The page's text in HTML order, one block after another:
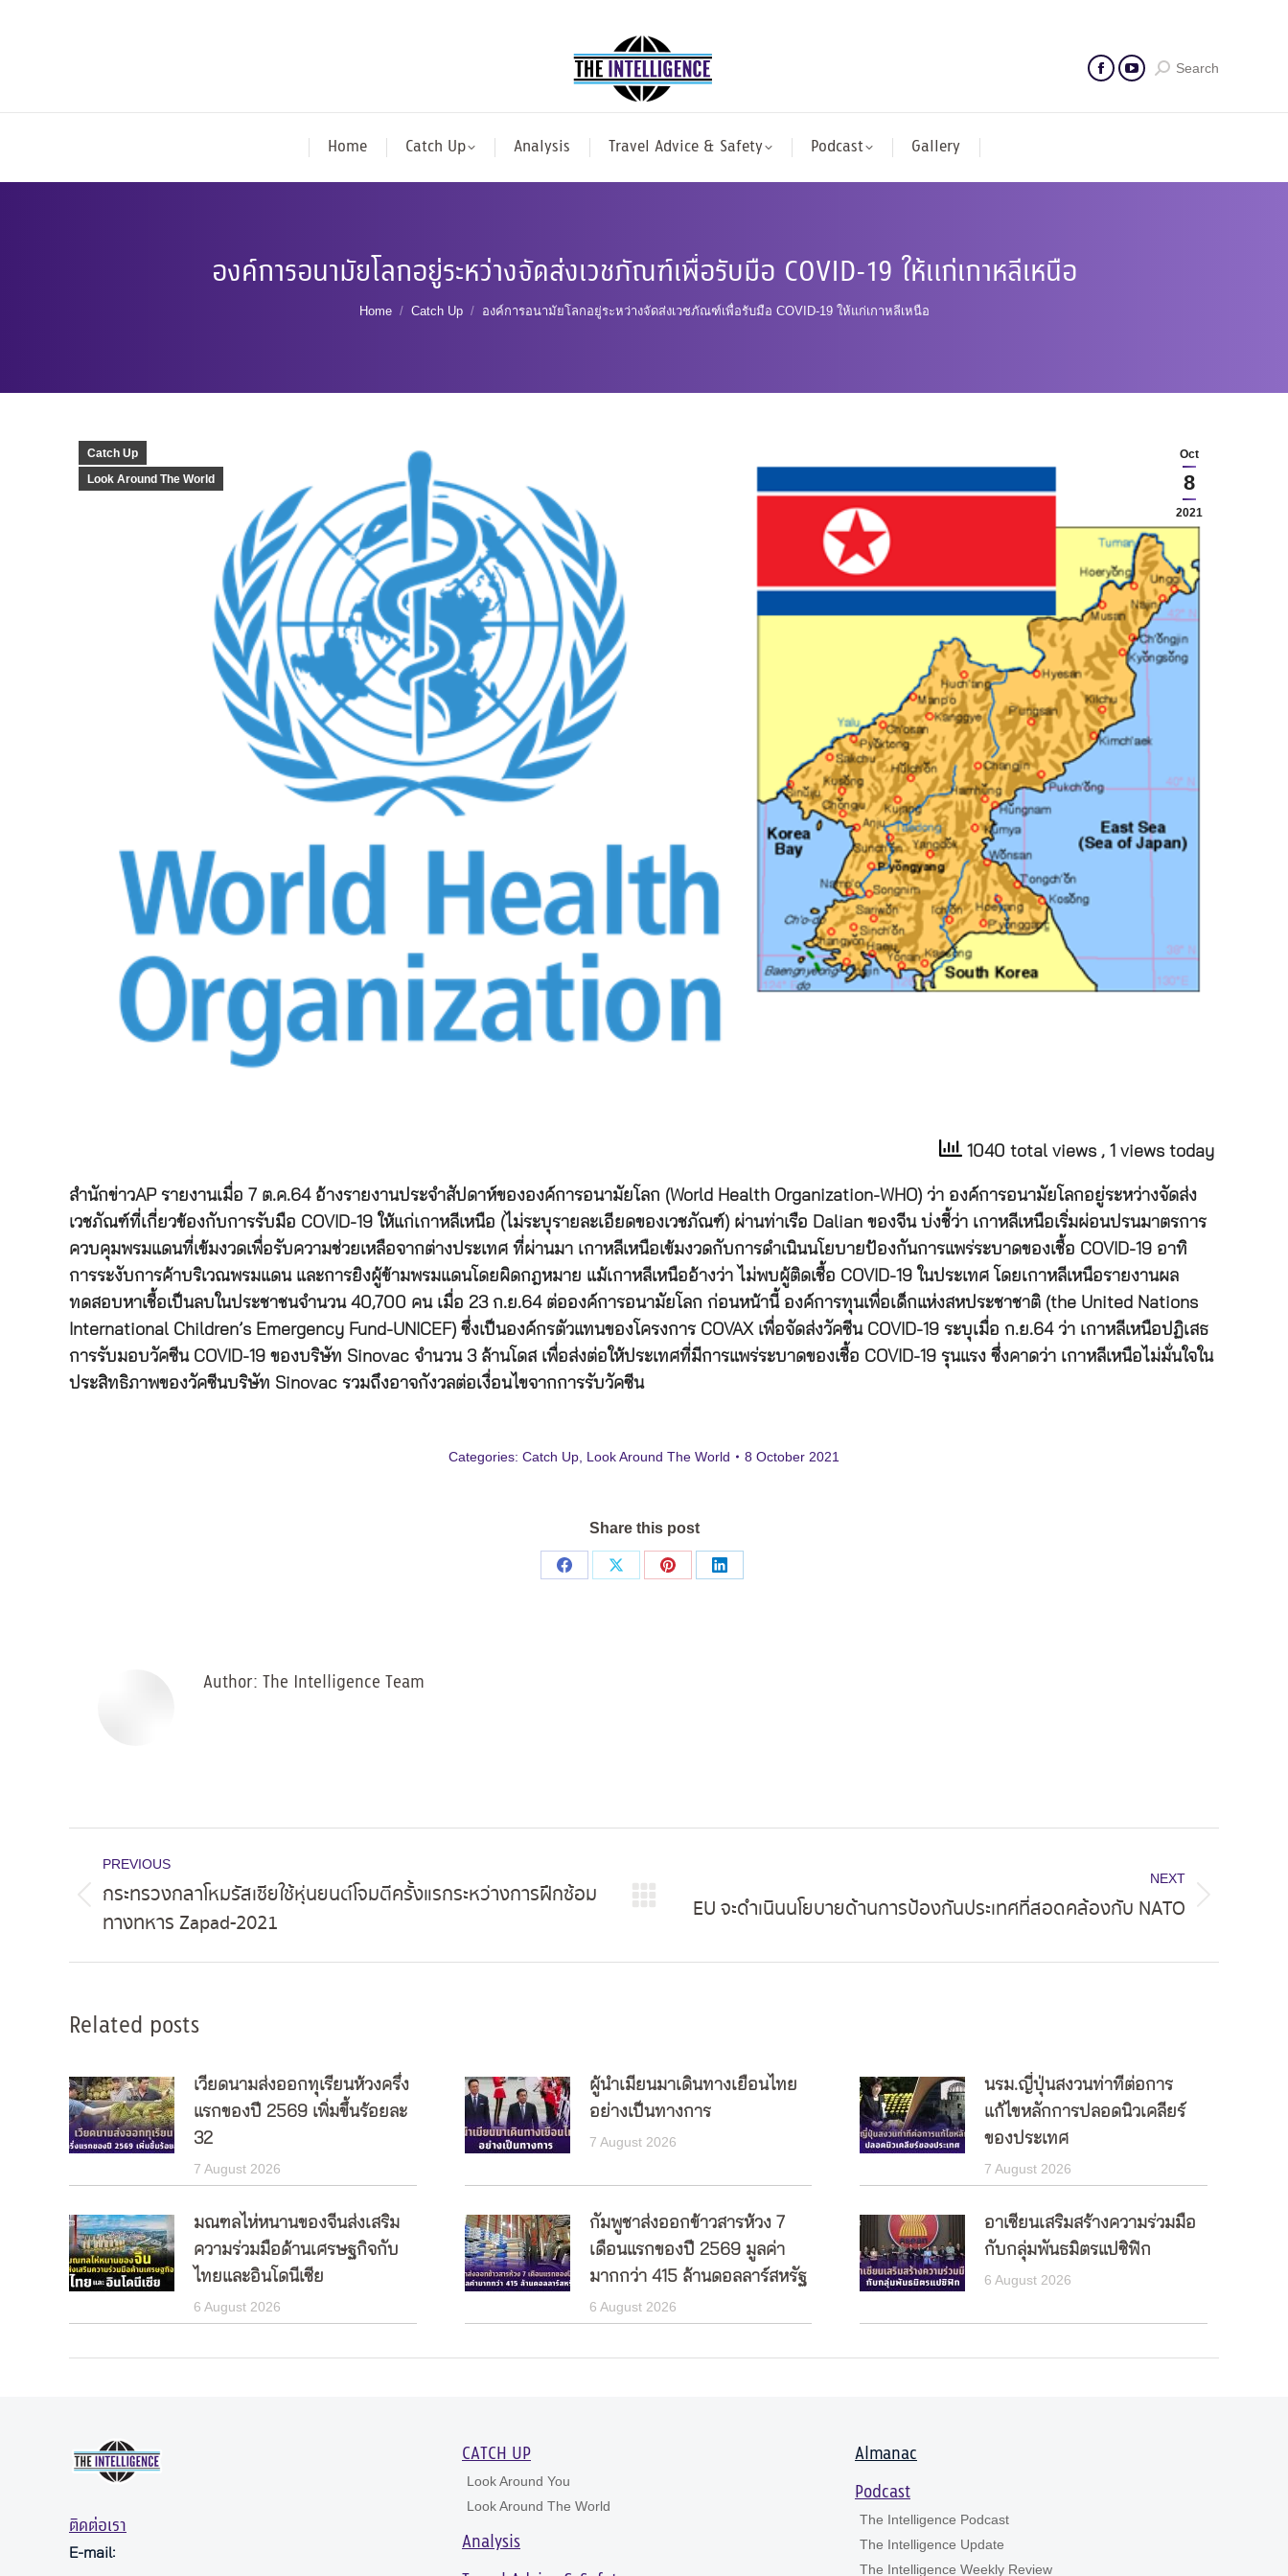
Search
Home Catch Up Analysis Travel Advice & Safety Podcast Gallery
องค์การอนามัยโลกอยู่ระหว่างจัดส่งเวชภัณฑ์เพื่อรับมือ COVID-19 ให้แก่เกาหลีเหนือ
You are here:
Home Catch Up องค์การอนามัยโลกอยู่ระหว่างจัดส่งเวชภัณฑ์เพื่อรับมือ COVID-19 ให้แก่เกาหลีเหนือ
Oct
8
2021
Catch Up
Look Around The World
1040 total views , 1 views today
สำนักข่าวAP รายงานเมื่อ 7 ต.ค.64 อ้างรายงานประจำสัปดาห์ขององค์การอนามัยโลก (World Health Organization-WHO) ว่า องค์การอนามัยโลกอยู่ระหว่างจัดส่ง
เวชภัณฑ์ที่เกี่ยวข้องกับการรับมือ COVID-19 ให้แก่เกาหลีเหนือ (ไม่ระบุรายละเอียดของเวชภัณฑ์) ผ่านท่าเรือ Dalian ของจีน บ่งชี้ว่า เกาหลีเหนือเริ่มผ่อนปรนมาตรการ
ควบคุมพรมแดนที่เข้มงวดเพื่อรับความช่วยเหลือจากต่างประเทศ ที่ผ่านมา เกาหลีเหนือเข้มงวดกับการดำเนินนโยบายป้องกันการแพร่ระบาดของเชื้อ COVID-19 อาทิ
การระงับการค้าบริเวณพรมแดน และการยิงผู้ข้ามพรมแดนโดยผิดกฎหมาย แม้เกาหลีเหนืออ้างว่า ไม่พบผู้ติดเชื้อ COVID-19 ในประเทศ โดยเกาหลีเหนือรายงานผล
ทดสอบหาเชื้อเป็นลบในประชาชนจำนวน 40,700 คน เมื่อ 23 ก.ย.64 ต่อองค์การอนามัยโลก ก่อนหน้านี้ องค์การทุนเพื่อเด็กแห่งสหประชาชาติ (the United Nations
International Children’s Emergency Fund-UNICEF) ซึ่งเป็นองค์กรตัวแทนของโครงการ COVAX เพื่อจัดส่งวัคซีน COVID-19 ระบุเมื่อ ก.ย.64 ว่า เกาหลีเหนือปฏิเสธ
การรับมอบวัคซีน COVID-19 ของบริษัท Sinovac จำนวน 3 ล้านโดส เพื่อส่งต่อให้ประเทศที่มีการแพร่ระบาดของเชื้อ COVID-19 รุนแรง ซึ่งคาดว่า เกาหลีเหนือไม่มั่นใจใน
ประสิทธิภาพของวัคซีนบริษัท Sinovac รวมถึงอาจกังวลต่อเงื่อนไขจากการรับวัคซีน
Categories: Catch Up Look Around The World 8 October 2021
Share this post
Share
Share
Share
Share
Author: The Intelligence Team
navigation
PREVIOUS
post:
กระทรวงกลาโหมรัสเซียใช้หุ่นยนต์โจมตีครั้งแรกระหว่างการฝึกซ้อม
ทางทหาร Zapad-2021
NEXT
Next
EU จะดำเนินนโยบายด้านการป้องกันประเทศที่สอดคล้องกับ NATO
Related posts
เวียดนามส่งออกทุเรียนห้วงครึ่ง
แรกของปี 2569 เพิ่มขึ้นร้อยละ
32
7 August 2026
ผู้นำเมียนมาเดินทางเยือนไทย
อย่างเป็นทางการ
7 August 2026
นรม.ญี่ปุ่นสงวนท่าทีต่อการ
แก้ไขหลักการปลอดนิวเคลียร์
ของประเทศ
7 August 2026
มณฑลไห่หนานของจีนส่งเสริม
ความร่วมมือด้านเศรษฐกิจกับ
ไทยและอินโดนีเซีย
6 August 2026
กัมพูชาส่งออกข้าวสารห้วง 7
เดือนแรกของปี 2569 มูลค่า
มากกว่า 415 ล้านดอลลาร์สหรัฐ
6 August 2026
อาเซียนเสริมสร้างความร่วมมือ
กับกลุ่มพันธมิตรแปซิฟิก
6 August 2026
ติดต่อเรา
E-mail:
CATCH UP
Look Around You
Look Around The World
Analysis
Almanac
Podcast
The Intelligence Podcast
The Intelligence Update
The Intelligence Weekly Review